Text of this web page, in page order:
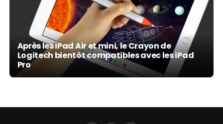
Après les iPad Air et mini, le Crayon de
Logitech bientôt compatibles avec les iPad
Pro